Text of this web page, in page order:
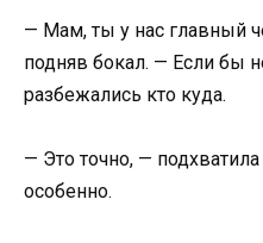
— Мам, ты у нас главный
подняв бокал. — Если бы
разбежались кто куда.
— Это точно, —
особенно.